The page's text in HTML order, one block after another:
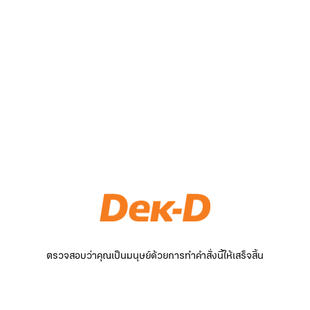
ตรวจสอบว่าคุณเป็นมนุษย์ด้วยการทำคำสั่งนี้ให้เสร็จสิ้น